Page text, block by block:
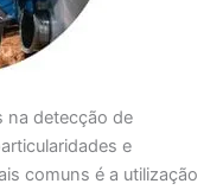
na detecção de
e
comuns é a utilização